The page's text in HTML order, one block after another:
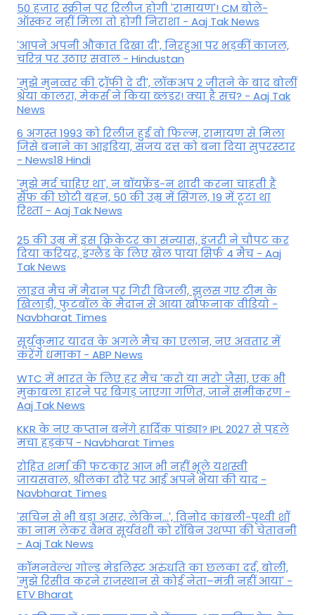
50 हजार स्क्रीन पर रिलीज होगी 'रामायण'! CM बोले-
ऑस्कर नहीं मिला तो होगी निराशा - Aaj Tak News
'आपने अपनी औकात दिखा दी', निरहुआ पर भड़कीं काजल,
चरित्र पर उठाए सवाल - Hindustan
'मुझे मुनव्वर की ट्रॉफी दे दी', लॉकअप 2 जीतने के बाद बोलीं
श्रेया कालरा, मेकर्स ने किया ब्लंडर! क्या है सच? - Aaj Tak
News
6 अगस्त 1993 को रिलीज हुई वो फिल्म, रामायण से मिला
जिसे बनाने का आइडिया, संजय दत्त को बना दिया सुपरस्टार
- News18 Hindi
'मुझे मर्द चाहिए था', न बॉयफ्रेंड-न शादी करना चाहती हैं
सैफ की छोटी बहन, 50 की उम्र में सिंगल, 19 में टूटा था
रिश्ता - Aaj Tak News
25 की उम्र में इस क्रिकेटर का संन्यास, इंजरी ने चौपट कर
दिया करियर, इंग्लैंड के लिए खेल पाया सिर्फ 4 मैच - Aaj
Tak News
लाइव मैच में मैदान पर गिरी बिजली, झुलस गए टीम के
खिलाड़ी, फुटबॉल के मैदान से आया खौफनाक वीडियो -
Navbharat Times
सूर्यकुमार यादव के अगले मैच का एलान, नए अवतार में
करेंगे धमाका - ABP News
WTC में भारत के लिए हर मैच 'करो या मरो' जैसा, एक भी
मुकाबला हारने पर बिगड़ जाएगा गण‍ित, जानें समीकरण -
Aaj Tak News
KKR के नए कप्तान बनेंगे हार्दिक पांड्या? IPL 2027 से पहले
मचा हड़कंप - Navbharat Times
रोहित शर्मा की फटकार आज भी नहीं भूले यशस्वी
जायसवाल, श्रीलंका दौरे पर आई अपने भैया की याद -
Navbharat Times
'सचिन से भी बड़ा असर, लेकिन...', व‍िनोद कांबली-पृथ्वी शॉ
का नाम लेकर वैभव सूर्यवंशी को रॉबिन उथप्पा की चेतावनी
- Aaj Tak News
कॉमनवेल्थ गोल्ड मे​डलिस्ट अरुंधति का छलका दर्द, बोली,
'मुझे रिसीव करने राजस्थान से कोई नेता–मंत्री नहीं आया' -
ETV Bharat